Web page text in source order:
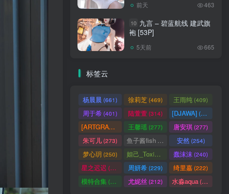
前天 463
10 九言 – 碧蓝航线 建武旗
袍 [53P]
5天前 665
标签云
杨晨晨 (661) 徐莉芝(469) 王雨纯 (409)
周于希(401) 陆萱萱(314) [DJAWA] (290)
[ARTGRAVIA] (290)
王馨瑶(277) 唐安琪(277)
朱可儿(273) 鱼子酱fish 安然(254)
梦心玥 (250) 妲己_Toxic(247)蠢沫沫(240)
星之迟迟 (238) 周妍希(229) 绮里嘉(222)
模特合集(218) 尤妮丝 (212) 水淼aqua(172)